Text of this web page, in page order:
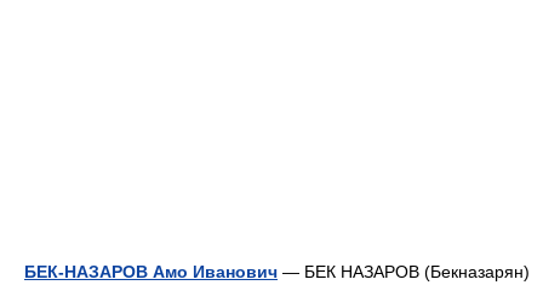
БЕК-НАЗАРОВ Амо Иванович — БЕК НАЗАРОВ (Бекназарян)